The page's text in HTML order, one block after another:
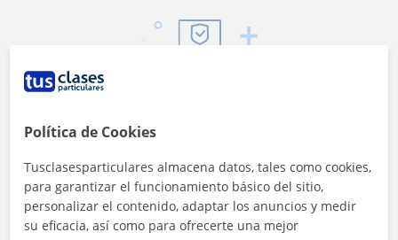
Contacta con los profesores mediante nuestra
Política de Cookies
Tusclasesparticulares almacena datos, tales como cookies,
para garantizar el funcionamiento básico del sitio,
personalizar el contenido, adaptar los anuncios y medir
su eficacia, así como para ofrecerte una mejor